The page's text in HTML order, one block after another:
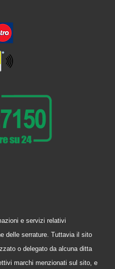
e servizi relativi
delle serrature. Tuttavia il sito
o delegato da alcuna ditta
marchi menzionati sul sito, e